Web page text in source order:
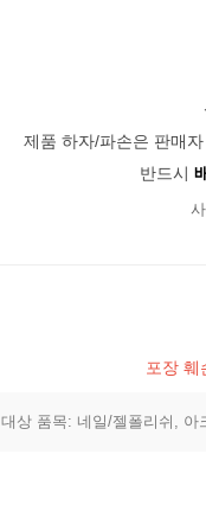
제품 하자/파손은 판매자
반드시
포장 훼
대상 품목: 네일/젤폴리쉬,